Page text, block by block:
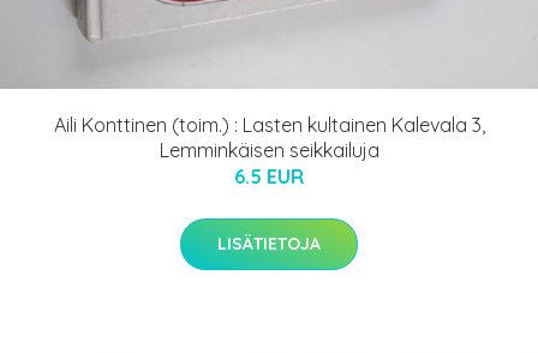
Aili Konttinen (toim.) : Lasten kultainen Kalevala 3,
Lemminkäisen seikkailuja
6.5 EUR
LISÄTIETOJA